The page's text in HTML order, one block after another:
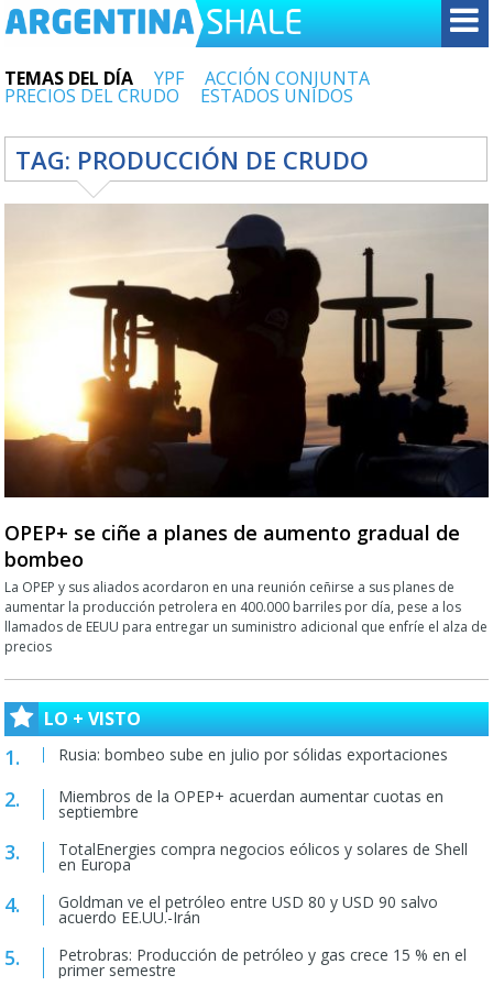
TEMAS DEL DÍA YPF ACCIÓN CONJUNTA
PRECIOS DEL CRUDO ESTADOS UNIDOS
TAG: PRODUCCIÓN DE CRUDO
OPEP+ se ciñe a planes de aumento gradual de
bombeo
La OPEP y sus aliados acordaron en una reunión ceñirse a sus planes de
aumentar la producción petrolera en 400.000 barriles por día, pese a los
llamados de EEUU para entregar un suministro adicional que enfríe el alza de
precios
LO + VISTO
Rusia: bombeo sube en julio por sólidas exportaciones
Miembros de la OPEP+ acuerdan aumentar cuotas en
septiembre
TotalEnergies compra negocios eólicos y solares de Shell
en Europa
Goldman ve el petróleo entre USD 80 y USD 90 salvo
acuerdo EE.UU.-Irán
Petrobras: Producción de petróleo y gas crece 15 % en el
primer semestre